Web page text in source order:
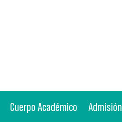
Cuerpo Académico Admisión